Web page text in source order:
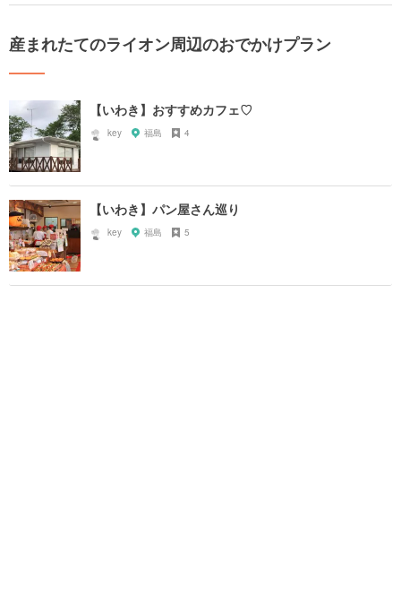
産まれたてのライオン周辺のおでかけプラン
【いわき】おすすめカフェ♡
key 福島 4
【いわき】パン屋さん巡り
key 福島 5